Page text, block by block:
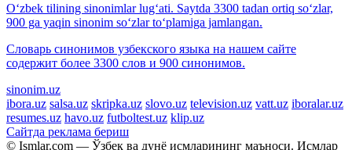
O‘zbek tilining sinonimlar lug‘ati. Saytda 3300 tadan ortiq so‘zlar,
900 ga yaqin sinonim so‘zlar to‘plamiga jamlangan.
Словарь синонимов узбекского языка на нашем сайте
содержит более 3300 слов и 900 синонимов.
sinonim.uz
ibora.uz salsa.uz skripka.uz slovo.uz television.uz vatt.uz iboralar.uz
resumes.uz havo.uz futboltest.uz klip.uz
Сайтда реклама бериш
© Ismlar.com — Ўзбек ва дунё исмларининг маъноси. Исмлар